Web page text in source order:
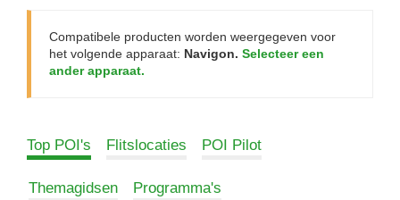
Compatibele producten worden weergegeven voor
het volgende apparaat: Navigon. Selecteer een
ander apparaat.
Top POI's Flitslocaties POI Pilot
Themagidsen Programma's